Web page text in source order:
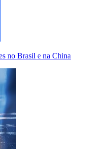
no Brasil e na China